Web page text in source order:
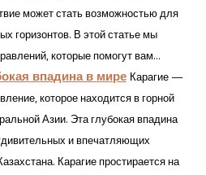
может стать возможностью для
горизонтов. В этой статье мы
которые помогут вам...
впадина в мире Карагие —
которое находится в горной
Азии. Эта глубокая впадина
и впечатляющих
Карагие простирается на